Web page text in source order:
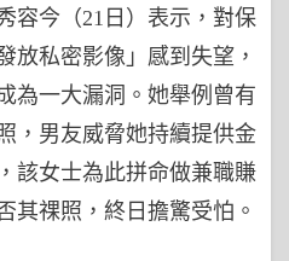
容今（21日）表示，對保
放私密影像」感到失望，
為一大漏洞。她舉例曾有
，男友威脅她持續提供金
該女士為此拼命做兼職賺
其祼照，終日擔驚受怕。